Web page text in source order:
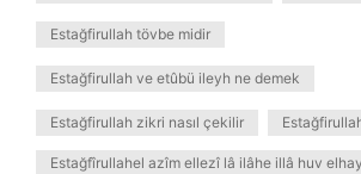
Estağfirullah tövbe midir
Estağfirullah ve etûbü ileyh ne demek
Estağfirullah zikri nasıl çekilir
Estağfîrullahel azîm ellezî lâ ilâhe illâ huv